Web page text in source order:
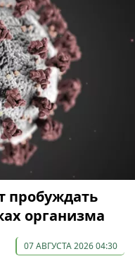
пробуждать
организма
07 АВГУСТА 2026 04:30